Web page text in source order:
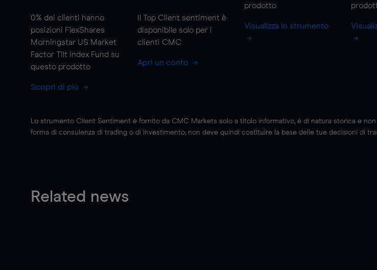
0% dei clienti hanno
posizioni FlexShares
Morningstar US Market
Factor Tilt Index Fund su
questo prodotto
Scopri di più
Il Top Client sentiment è
disponibile solo per i
clienti CMC
Apri un conto
prodotto
Visualizza lo strumento
Lo strumento Client Sentiment è fornito da CMC Markets solo a titolo informativo, è di natura storica e
forma di consulenza di trading o di investimento; non deve quindi costituire la base delle tue decisioni di
Related news